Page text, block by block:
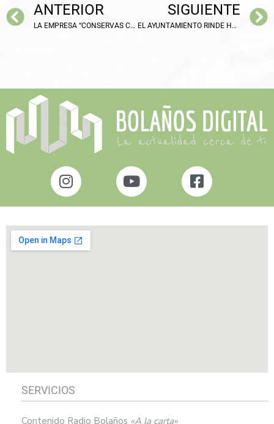
ANTERIOR
LA EMPRESA “CONSERVAS CALZADO” HA SIDO GALARDONADA CON UNO DE LOS PREMIOS GRAN SELECCIÓN 2020
SIGUIENTE
EL AYUNTAMIENTO RINDE HOMENAJE A LAS MUJERES ESCRITORAS
SERVICIOS
Contenido Radio Bolaños «A la carta»